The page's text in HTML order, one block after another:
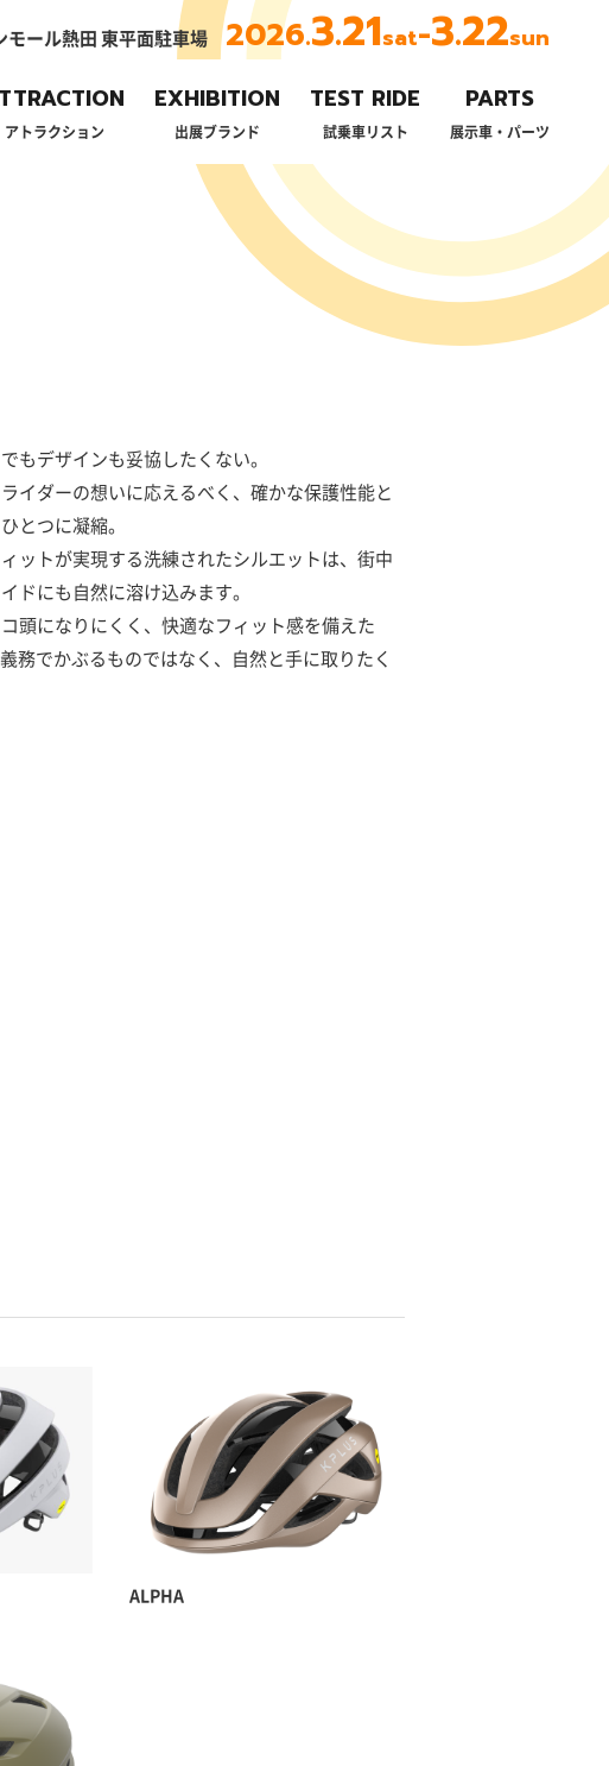
モール熱田 東平面駐車場 2026.3.21sat-3.22sun
アトラクション
EXHIBITION
出展ブランド
TEST RIDE
試乗車リスト
PARTS
展示車・パーツ
もデザインも妥協したくない。
イダーの想いに応えるべく、確かな保護性能と
とつに凝縮。
ットが実現する洗練されたシルエットは、街中
ドにも自然に溶け込みます。
頭になりにくく、快適なフィット感を備えた
義務でかぶるものではなく、自然と手に取りたく
ALPHA